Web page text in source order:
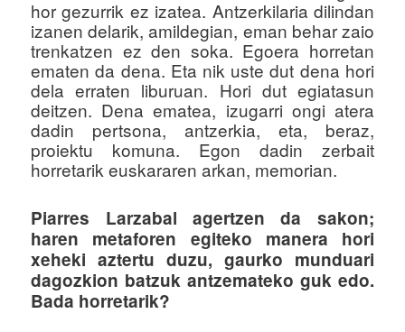
hor gezurrik ez izatea. Antzerkilaria dilindan
izanen delarik, amildegian, eman behar zaio
trenkatzen ez den soka. Egoera horretan
ematen da dena. Eta nik uste dut dena hori
dela erraten liburuan. Hori dut egiatasun
deitzen. Dena ematea, izugarri ongi atera
dadin pertsona, antzerkia, eta, beraz,
proiektu komuna. Egon dadin zerbait
horretarik euskararen arkan, memorian.
Piarres Larzabal agertzen da sakon;
haren metaforen egiteko manera hori
xeheki aztertu duzu, gaurko munduari
dagozkion batzuk antzemateko guk edo.
Bada horretarik?